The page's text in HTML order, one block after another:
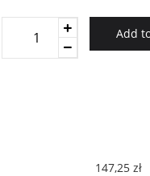
Pedregoso
Add
147,25 zł